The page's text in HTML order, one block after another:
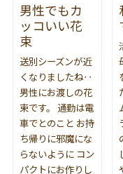
男性でもカ
ッコいい花
束
送別シーズンが近
くなりましたね‥
男性にお渡しの花
束です。 通勤は電
車でとのこと お持
ち帰りに邪魔にな
らないように コン
パクトにお作りし